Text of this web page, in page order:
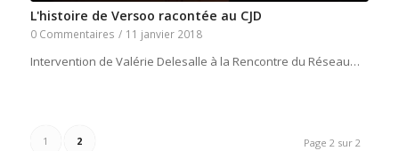
L'histoire de Versoo racontée au CJD
0 Commentaires / 11 janvier 2018
Intervention de Valérie Delesalle à la Rencontre du Réseau…
Page 2 sur 2
1 2